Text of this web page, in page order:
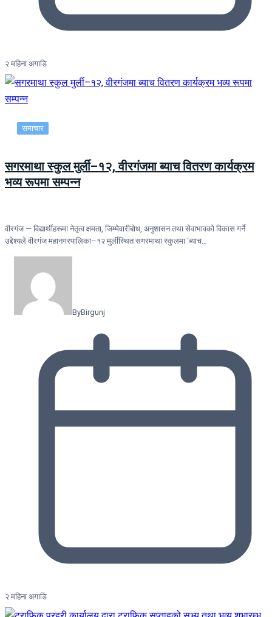
२ महिना अगाडि
समाचार
सगरमाथा स्कुल मुर्ली–१२, वीरगंजमा ब्याच वितरण कार्यक्रम
भव्य रूपमा सम्पन्न
वीरगंज — विद्यार्थीहरूमा नेतृत्व क्षमता, जिम्मेवारीबोध, अनुशासन तथा सेवाभावको विकास गर्ने
उद्देश्यले वीरगंज महानगरपालिका–१२ मुर्लीस्थित सगरमाथा स्कुलमा ‘ब्याच…
ByBirgunj
२ महिना अगाडि